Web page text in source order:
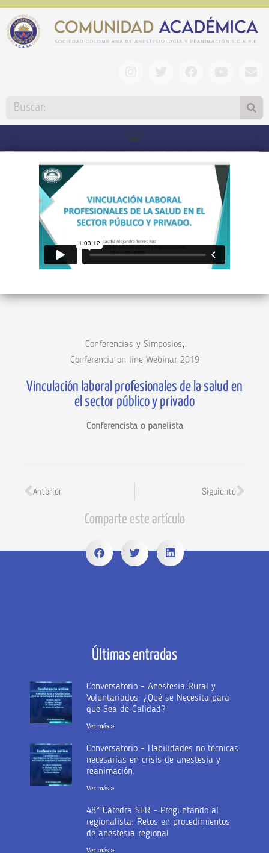
Conferencias y Simposios,
Conferencia on line Webinar 2019
Vinculación laboral profesionales de la salud en
el sector público y privado
Conferencista o panelista
Anterior Siguiente
Comparte este artículo
Últimas entradas
Conversatorio – Anestesia Rural y
Voluntariados: ¿Qué se Necesita para
que Sea de Calidad?
Ver más »
Conversatorio – Habilidades no técnicas
necesarias en crisis de anestesia y
reanimación.
Ver más »
48° Cátedra SER – Preguntando al
regionalista: Retos en procedimientos
de anestesia regional
Ver más »